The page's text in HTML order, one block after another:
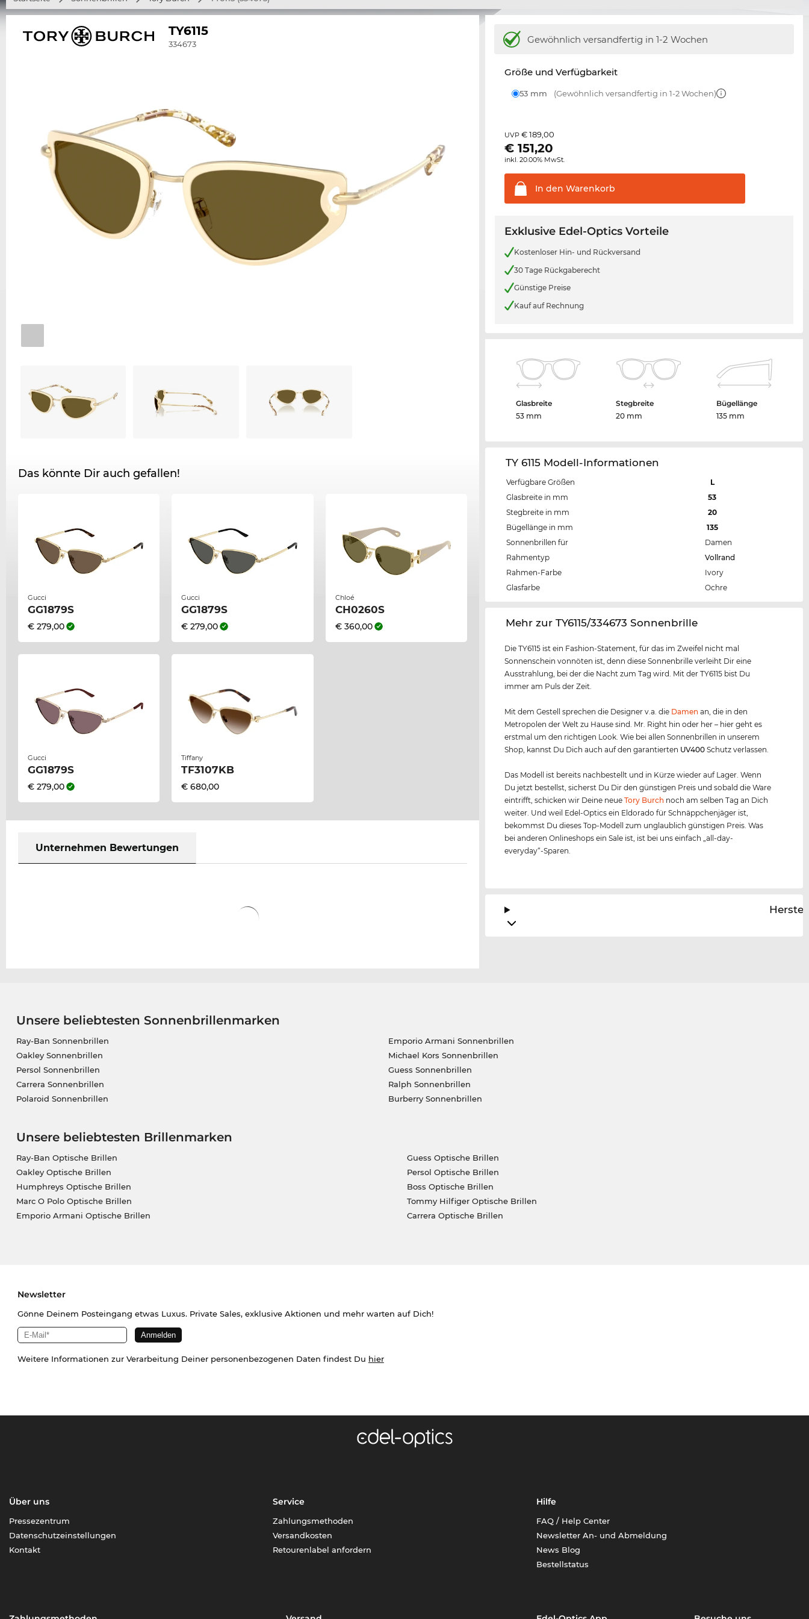
TY6115
334673
Das könnte Dir auch gefallen!
Gucci
GG1879S
€ 279,00
Gucci
GG1879S
€ 279,00
Chloé
CH0260S
€ 360,00
Gucci
GG1879S
€ 279,00
Tiffany
TF3107KB
€ 680,00
Unternehmen Bewertungen
Gewöhnlich versandfertig in 1-2 Wochen
Größe und Verfügbarkeit
53 mm (Gewöhnlich versandfertig in 1-2 Wochen)
UVP€ 189,00
€151,20
inkl. 20.00% MwSt.
In den Warenkorb
Exklusive Edel-Optics Vorteile
Kostenloser Hin- und Rückversand
30 Tage Rückgaberecht
Günstige Preise
Kauf auf Rechnung
Glasbreite
53 mm
Stegbreite
20 mm
Bügellänge
135 mm
TY 6115 Modell-Informationen
Verfügbare Größen
L
Glasbreite in mm
53
Stegbreite in mm
20
Bügellänge in mm
135
Sonnenbrillen für
Damen
Rahmentyp
Vollrand
Rahmen-Farbe
Ivory
Glasfarbe
Ochre
‌Mehr zur TY6115/334673 Sonnenbrille
Die TY6115 ist ein Fashion-Statement, für das im Zweifel nicht mal
Sonnenschein vonnöten ist, denn diese Sonnenbrille verleiht Dir eine
Ausstrahlung, bei der die Nacht zum Tag wird. Mit der TY6115 bist Du
immer am Puls der Zeit.
Mit dem Gestell sprechen die Designer v.a. die Damen an, die in den
Metropolen der Welt zu Hause sind. Mr. Right hin oder her – hier geht es
erstmal um den richtigen Look. Wie bei allen Sonnenbrillen in unserem
Shop, kannst Du Dich auch auf den garantierten UV400 Schutz verlassen.
Das Modell ist bereits nachbestellt und in Kürze wieder auf Lager. Wenn
Du jetzt bestellst, sicherst Du Dir den günstigen Preis und sobald die Ware
eintrifft, schicken wir Deine neueTory Burch noch am selben Tag an Dich
weiter. Und weil Edel-Optics ein Eldorado für Schnäppchenjäger ist,
bekommst Du dieses Top-Modell zum unglaublich günstigen Preis. Was
bei anderen Onlineshops ein Sale ist, ist bei uns einfach „all-day-
everyday“-Sparen.
Unsere beliebtesten Sonnenbrillenmarken
Ray-Ban Sonnenbrillen
Oakley Sonnenbrillen
Persol Sonnenbrillen
Carrera Sonnenbrillen
Polaroid Sonnenbrillen
Emporio Armani Sonnenbrillen
Michael Kors Sonnenbrillen
Guess Sonnenbrillen
Ralph Sonnenbrillen
Burberry Sonnenbrillen
Unsere beliebtesten Brillenmarken
Ray-Ban Optische Brillen
Oakley Optische Brillen
Humphreys Optische Brillen
Marc O Polo Optische Brillen
Emporio Armani Optische Brillen
Guess Optische Brillen
Persol Optische Brillen
Boss Optische Brillen
Tommy Hilfiger Optische Brillen
Carrera Optische Brillen
Newsletter
Gönne Deinem Posteingang etwas Luxus. Private Sales, exklusive Aktionen und mehr warten auf Dich!
Weitere Informationen zur Verarbeitung Deiner personenbezogenen Daten findest Du hier
Über uns
Pressezentrum
Datenschutzeinstellungen
Kontakt
Service
Zahlungsmethoden
Versandkosten
Retourenlabel anfordern
Hilfe
FAQ / Help Center
Newsletter An- und Abmeldung
News Blog
Bestellstatus